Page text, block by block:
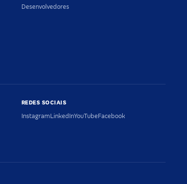
Desenvolvedores
REDES SOCIAIS
InstagramLinkedInYouTubeFacebook